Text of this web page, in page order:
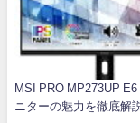
MSI PRO MP273UP E6
ニターの魅力を徹底解